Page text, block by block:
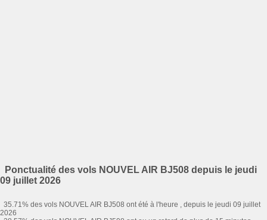
Ponctualité des vols NOUVEL AIR BJ508 depuis le jeudi
09 juillet 2026
35.71% des vols NOUVEL AIR BJ508 ont été à l'heure , depuis le jeudi 09 juillet
2026